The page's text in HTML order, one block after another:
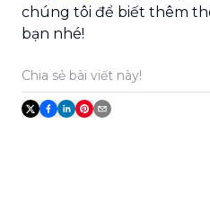
chúng tôi để biết thêm
bạn nhé!
Chia sẻ bài viết này!